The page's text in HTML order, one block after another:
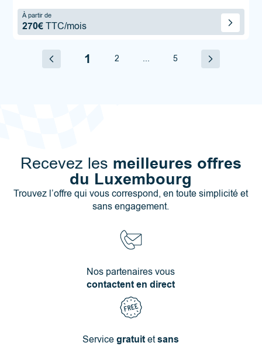
À partir de
270€TTC/mois
1 2 ... 5
Recevez les meilleures offres
du Luxembourg
Trouvez l’offre qui vous correspond, en toute simplicité et
sans engagement.
Nos partenaires vous
contactent en direct
Servicegratuitetsans